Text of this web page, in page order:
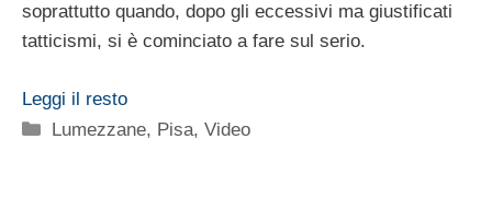
soprattutto quando, dopo gli eccessivi ma giustificati
tatticismi, si è cominciato a fare sul serio.
Leggi il resto
Categorie
Lumezzane, Pisa,Video